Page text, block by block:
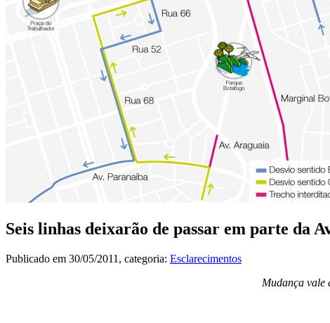
Seis linhas deixarão de passar em parte da
Publicado em 30/05/2011 , categoria: Esclarecimentos
Mudança vale